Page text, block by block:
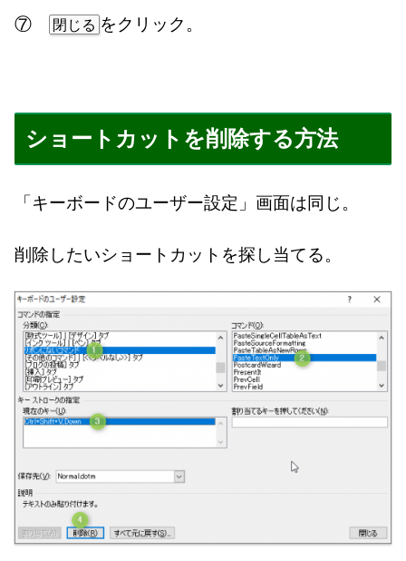
⑦ 閉じる をクリック。
ショートカットを削除する方法
「キーボードのユーザー設定」画面は同じ。
削除したいショートカットを探し当てる。